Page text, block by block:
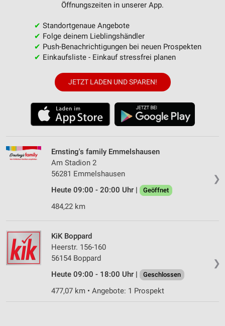
Öffnungszeiten in unserer App.
✔ Standortgenaue Angebote
✔ Folge deinem Lieblingshändler
✔ Push-Benachrichtigungen bei neuen Prospekten
✔ Einkaufsliste - Einkauf stressfrei planen
JETZT LADEN UND SPAREN!
❯
Ernsting's family Emmelshausen
Am Stadion 2
56281 Emmelshausen
Heute 09:00 - 20:00 Uhr |
Geöffnet
484,22 km
❯
KiK Boppard
Heerstr. 156-160
56154 Boppard
Heute 09:00 - 18:00 Uhr |
Geschlossen
477,07 km • Angebote: 1 Prospekt